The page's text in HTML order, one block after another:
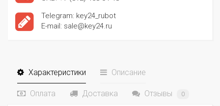
Telegram: key24_rubot
E-mail: sale@key24.ru
Характеристики Описание
Оплата Доставка Отзывы 0